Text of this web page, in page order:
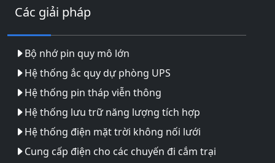
Các giải pháp
Bộ nhớ pin quy mô lớn
Hệ thống ắc quy dự phòng UPS
Hệ thống pin tháp viễn thông
Hệ thống lưu trữ năng lượng tích hợp
Hệ thống điện mặt trời không nối lưới
Cung cấp điện cho các chuyến đi cắm trại